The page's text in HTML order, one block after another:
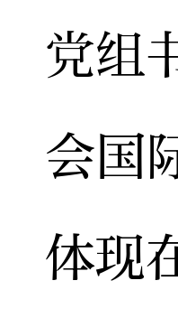
党组
会国
体现